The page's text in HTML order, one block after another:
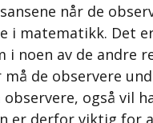
når de
i matematikk. Det
noen av de andre
de observere
også vil
er derfor viktig for